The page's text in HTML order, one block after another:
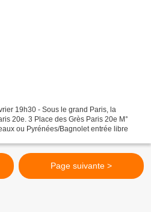
19h30 - Sous le grand Paris, la
20e. 3 Place des Grès Paris 20e M°
ou Pyrénées/Bagnolet entrée libre
Page suivante >